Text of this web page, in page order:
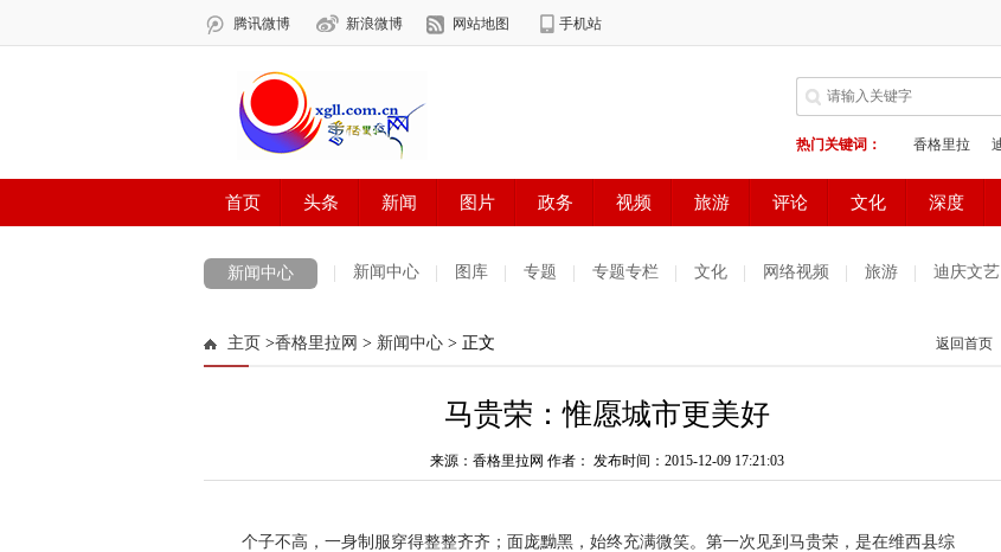
新闻中心 新闻中心 图库 专题 专题专栏 文化 网络视频 旅游 迪庆文艺
法治迪庆
主页 >香格里拉网 > 新闻中心 > 正文 返回首页
马贵荣：惟愿城市更美好
来源：香格里拉网 作者： 发布时间：2015-12-09 17:21:03
个子不高，一身制服穿得整整齐齐；面庞黝黑，始终充满微笑。第一次见到马贵荣，是在维西县综